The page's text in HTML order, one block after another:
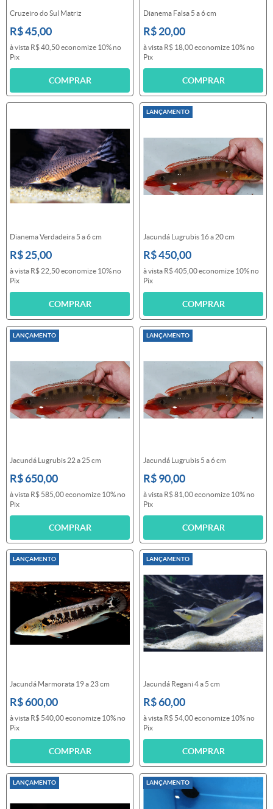
Cruzeiro do Sul Matriz
R$ 45,00
à vista R$ 40,50economize 10% no
Pix
COMPRAR
Dianema Falsa 5 a 6 cm
R$ 20,00
à vista R$ 18,00economize 10% no
Pix
COMPRAR
Dianema Verdadeira 5 a 6 cm
R$ 25,00
à vista R$ 22,50economize 10% no
Pix
COMPRAR
LANÇAMENTO
Jacundá Lugrubis 16 a 20 cm
R$ 450,00
à vista R$ 405,00economize 10% no
Pix
COMPRAR
LANÇAMENTO
Jacundá Lugrubis 22 a 25 cm
R$ 650,00
à vista R$ 585,00economize 10% no
Pix
COMPRAR
LANÇAMENTO
Jacundá Lugrubis 5 a 6 cm
R$ 90,00
à vista R$ 81,00economize 10% no
Pix
COMPRAR
LANÇAMENTO
Jacundá Marmorata 19 a 23 cm
R$ 600,00
à vista R$ 540,00economize 10% no
Pix
COMPRAR
LANÇAMENTO
Jacundá Regani 4 a 5 cm
R$ 60,00
à vista R$ 54,00economize 10% no
Pix
COMPRAR
LANÇAMENTO LANÇAMENTO